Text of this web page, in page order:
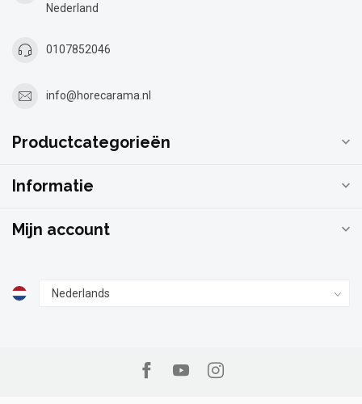
Nederland
0107852046
info@horecarama.nl
Productcategorieën
Informatie
Mijn account